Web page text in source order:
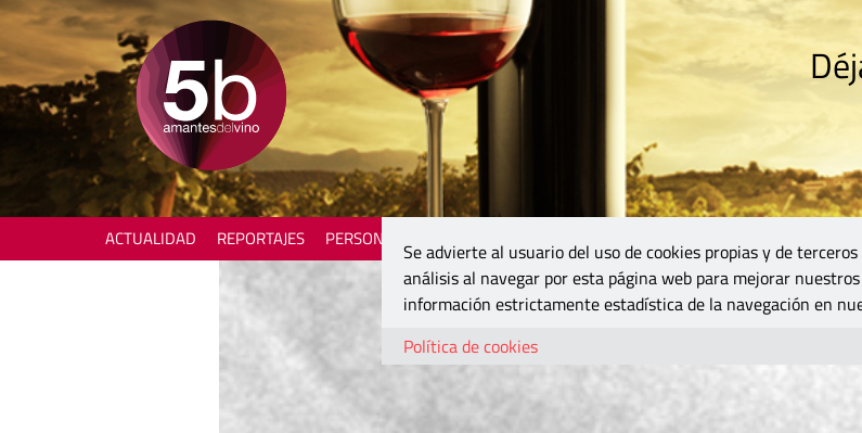
ACTUALIDAD REPORTAJES PERSONAJES
Se advierte al usuario del uso de cookies propias y de
análisis al navegar por esta página web para mejorar
información estrictamente estadística de la navegación en
Política de cookies